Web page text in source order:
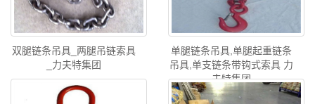
双腿链条吊具_两腿吊链索具
_力夫特集团
单腿链条吊具,单腿起重链条
吊具,单支链条带钩式索具 力
夫特集团